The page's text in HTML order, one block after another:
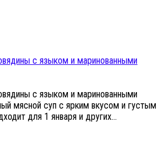
с языком и маринованными
с языком и маринованными
мясной суп с ярким вкусом и густым
для 1 января и других...